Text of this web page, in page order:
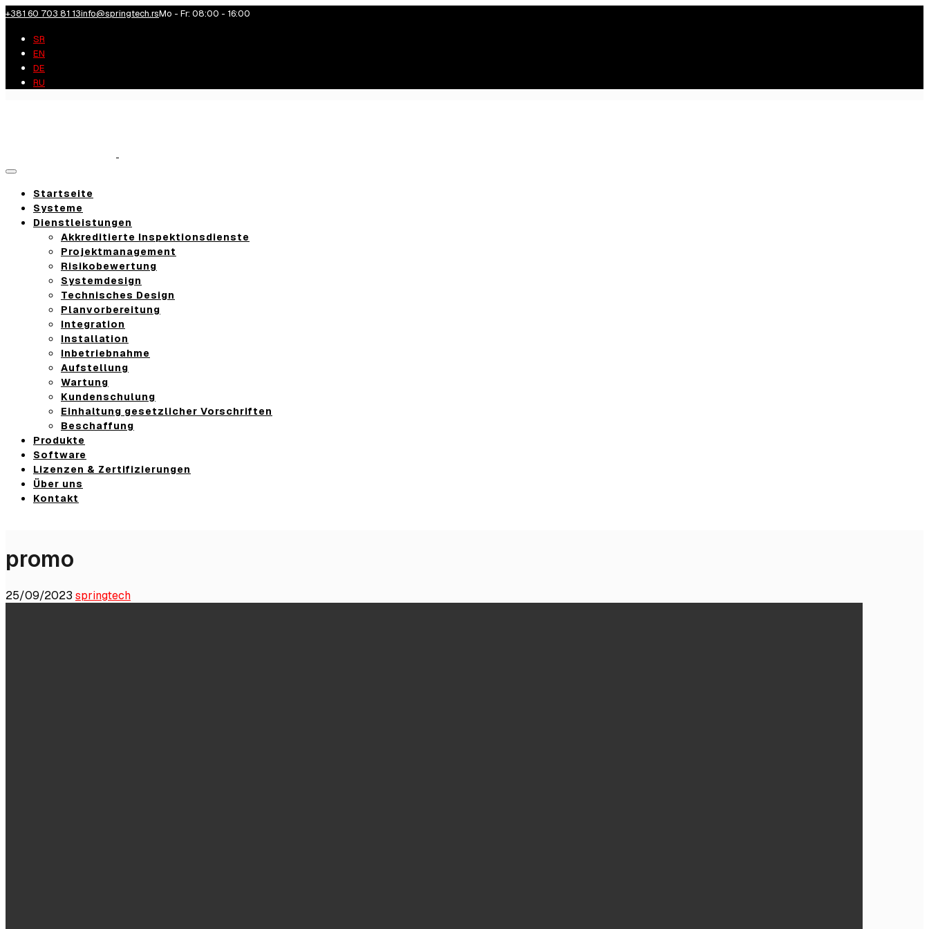
+381 60 703 81 13info@springtech.rsMo - Fr: 08:00 - 16:00
SR
EN
DE
RU
Toggle
Startseite
Systeme
Dienstleistungen
Akkreditierte Inspektionsdienste
Projektmanagement
Risikobewertung
Systemdesign
Technisches Design
Planvorbereitung
Integration
Installation
Inbetriebnahme
Aufstellung
Wartung
Kundenschulung
Einhaltung gesetzlicher Vorschriften
Beschaffung
Produkte
Software
Lizenzen & Zertifizierungen
Über uns
Kontakt
promo
25/09/2023 springtech